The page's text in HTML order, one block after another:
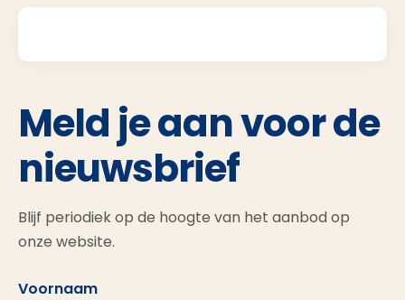
Meld je aan voor de
nieuwsbrief
Blijf periodiek op de hoogte van het aanbod op
onze website.
Voornaam